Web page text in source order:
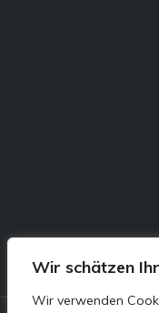
Wir schätzen
Wir verwenden